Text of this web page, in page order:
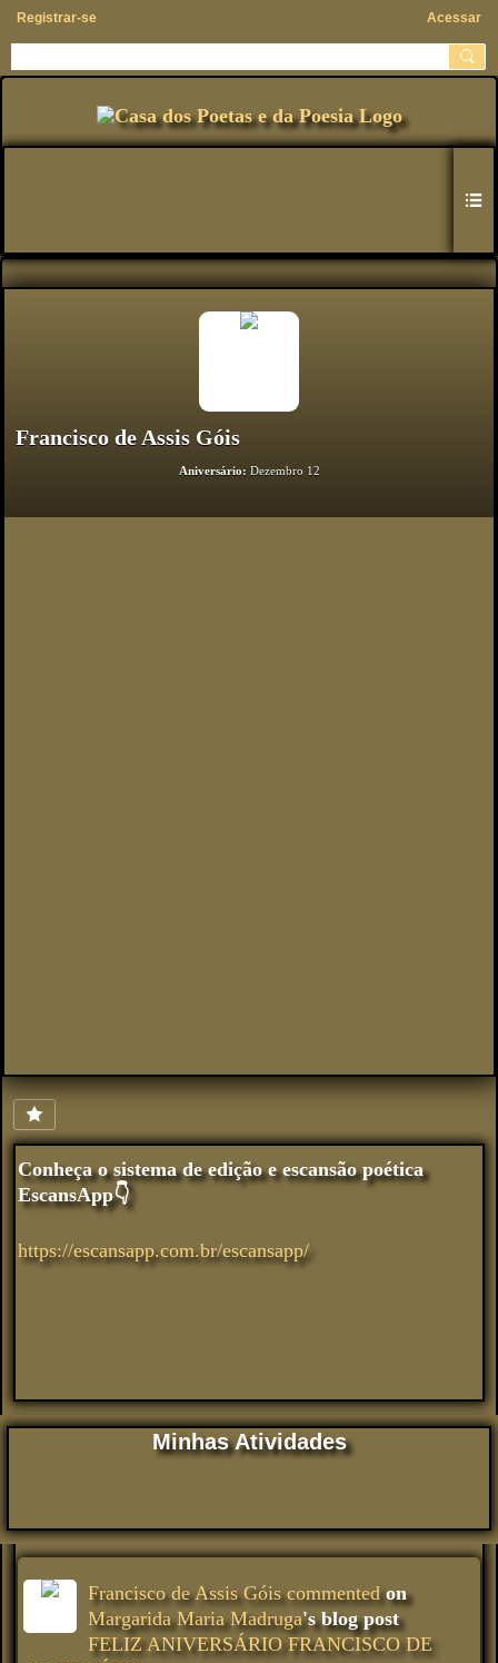
Registrar-se Acessar
Francisco de Assis Góis
Aniversário: Dezembro 12
Conheça o sistema de edição e escansão poética
EscansApp👇
https://escansapp.com.br/escansapp/
Minhas Atividades
Francisco de Assis Góis commentedon
Margarida Maria Madruga's blog post
FELIZ ANIVERSÁRIO FRANCISCO DE